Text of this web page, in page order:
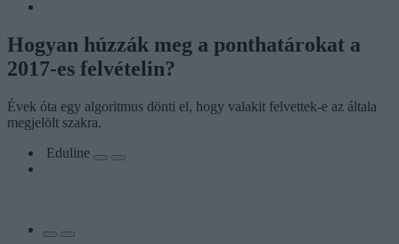
Hogyan húzzák meg a ponthatárokat a
2017-es felvételin?
Évek óta egy algoritmus dönti el, hogy valakit felvettek-e az általa
megjelölt szakra.
Eduline